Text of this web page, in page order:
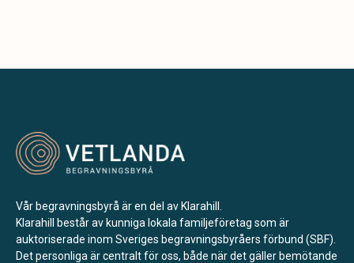
Vår begravningsbyrå är en del av Klarahill.
Klarahill består av kunniga lokala familjeföretag som är
auktoriserade inom Sveriges begravningsbyråers förbund (SBF).
Det personliga är centralt för oss, både när det gäller bemötande